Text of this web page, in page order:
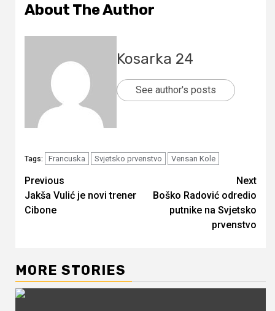
About The Author
Kosarka 24
See author's posts
Tags: Francuska Svjetsko prvenstvo Vensan Kole
Continue
Reading
Previous
Jakša Vulić je novi trener
Cibone
Next
Boško Radović odredio
putnike na Svjetsko
prvenstvo
MORE STORIES